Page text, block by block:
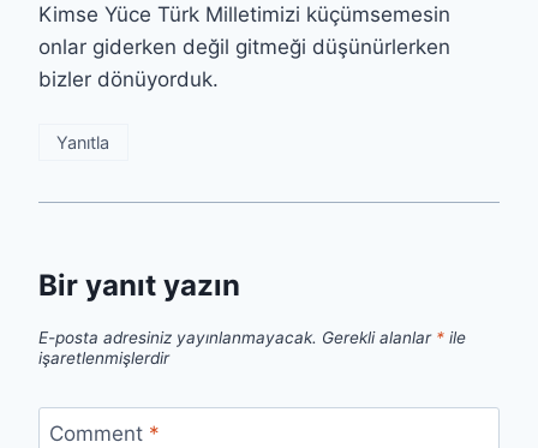
Kimse Yüce Türk Milletimizi küçümsemesin
onlar giderken değil gitmeği düşünürlerken
bizler dönüyorduk.
Yanıtla
Bir yanıt yazın
E-posta adresiniz yayınlanmayacak. Gerekli alanlar * ile
işaretlenmişlerdir
Comment *